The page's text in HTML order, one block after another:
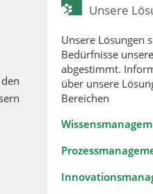
Unsere
Unsere Lösungen
Bedürfnisse
abgestimmt.
über unsere
Bereichen